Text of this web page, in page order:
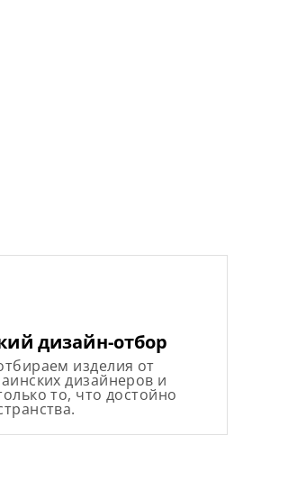
дизайн-отбор
изделия от
дизайнеров и
то, что достойно